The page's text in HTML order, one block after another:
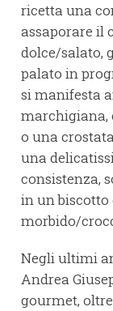
ricetta una
assaporare il
dolce/salato,
palato in
si manifesta
marchigiana,
o una
una
consistenza,
in un
morbido/
Negli ultimi
Andrea
gourmet,